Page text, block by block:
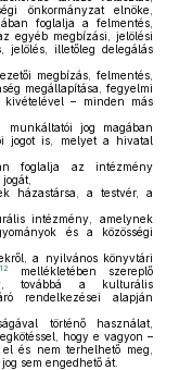
önkormányzat elnöke,
foglalja a felmentés,
egyéb megbízási, jelölési
jelölés, illetőleg delegálás
megbízás, felmentés,
megállapítása, fegyelmi
kivételével – minden más
munkáltatói jog magában
jogot is, melyet a hivatal
foglalja az intézmény
házastársa, a testvér, a
intézmény, amelynek
és a közösségi
a nyilvános könyvtári
12
mellékletében szereplő
továbbá a kulturális
rendelkezései alapján
történő használat,
hogy e vagyon –
és nem terhelhető meg,
sem engedhető át.